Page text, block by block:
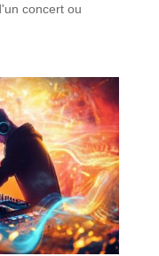
concert ou